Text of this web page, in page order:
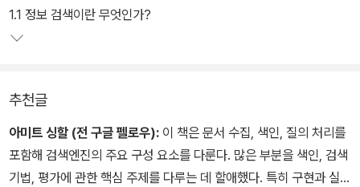
1.1 정보 검색이란 무엇인가?
추천글
아미트 싱할 (전 구글 펠로우): 이 책은 문서 수집, 색인, 질의 처리를
포함해 검색엔진의 주요 구성 요소를 다룬다. 많은 부분을 색인, 검색
기법, 평가에 관한 핵심 주제를 다루는 데 할애했다. 특히 구현과 실험